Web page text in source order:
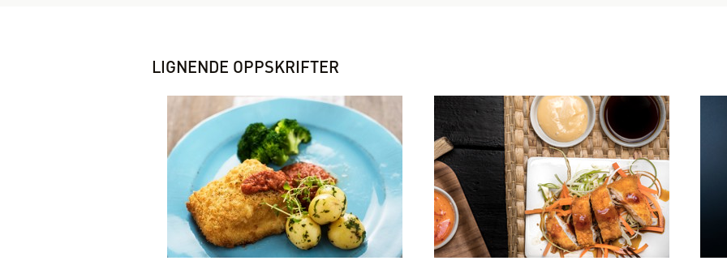
LIGNENDE OPPSKRIFTER